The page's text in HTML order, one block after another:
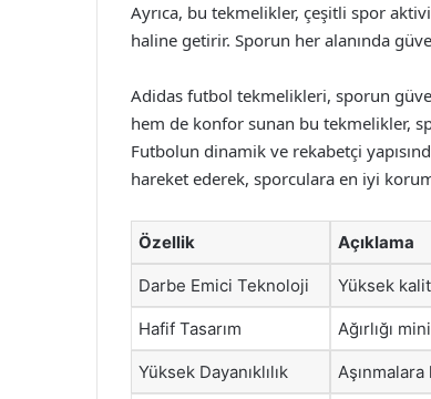
Ayrıca, bu tekmelikler, çeşitli spor
haline getirir. Sporun her alanında
Adidas futbol tekmelikleri, sporun
hem de konfor sunan bu tekmelikler,
Futbolun dinamik ve rekabetçi
hareket ederek, sporculara en iyi
Özellik Açıklama
Darbe Emici Teknoloji Yüksek
Hafif Tasarım Ağırlığı
Yüksek Dayanıklılık Aşınmalara